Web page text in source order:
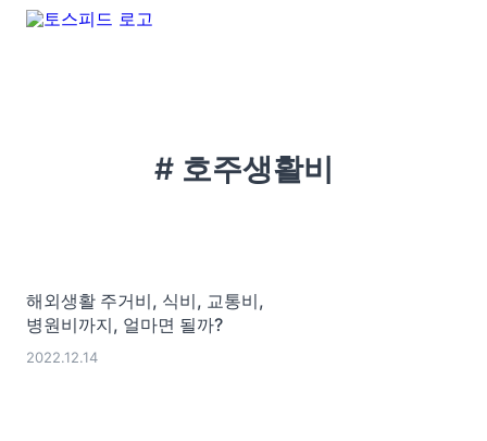
# 호주생활비
해외생활 주거비, 식비, 교통비,
병원비까지, 얼마면 될까?
2022.12.14